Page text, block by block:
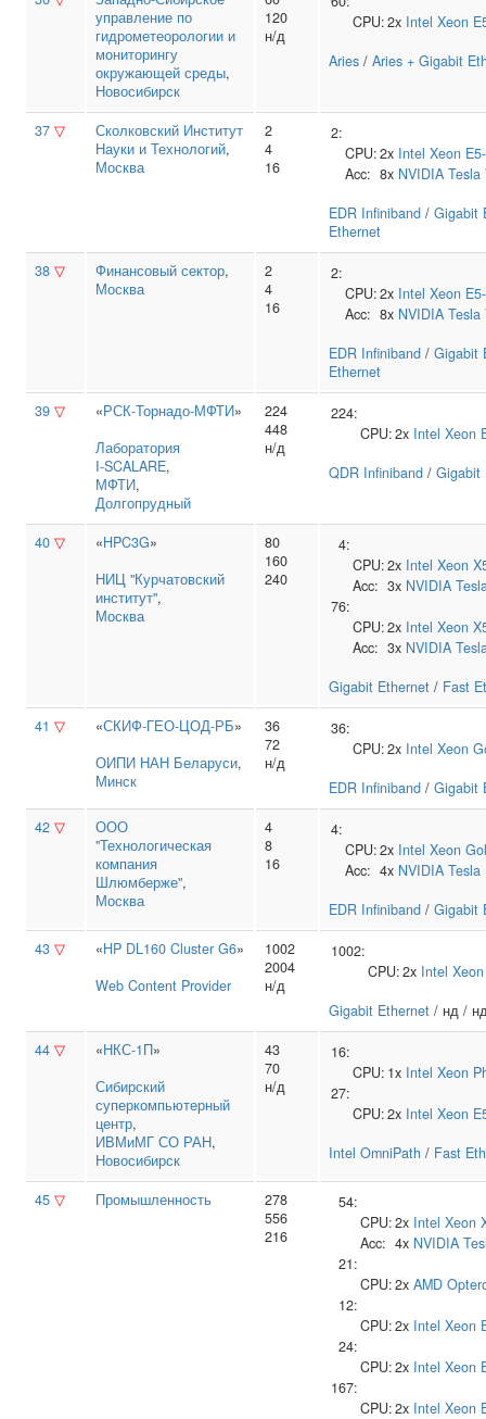
управление по
гидрометеорологии и
мониторингу
окружающей среды,
Новосибирск
120
н/д
CPU:2x Intel Xeon
Aries / Aries + Gigabit
37 ▽
Сколковский Институт
Науки и Технологий,
Москва
2
4
16
2:
CPU:2x Intel Xeon
Acc: 8x NVIDIA Tesla
EDR Infiniband / Gigabit
Ethernet
38 ▽ Финансовый сектор,
Москва
2
4
16
2:
CPU:2x Intel Xeon
Acc: 8x NVIDIA Tesla
EDR Infiniband / Gigabit
Ethernet
39 ▽ «РСК-Торнадо-МФТИ»
Лаборатория
I‑SCALARE,
МФТИ,
Долгопрудный
224
448
н/д
224:
CPU:2x Intel Xeon
QDR Infiniband / Gigabit
40 ▽ «HPC3G»
НИЦ "Курчатовский
институт",
Москва
80
160
240
4:
CPU:2x Intel Xeon
Acc: 3x NVIDIA
76:
CPU:2x Intel Xeon
Acc: 3x NVIDIA
Gigabit Ethernet / Fast
41 ▽ «СКИФ-ГЕО-ЦОД-РБ»
ОИПИ НАН Беларуси,
Минск
36
72
н/д
36:
CPU:2x Intel Xeon
EDR Infiniband / Gigabit
42 ▽
ООО
"Технологическая
компания
Шлюмберже",
Москва
4
8
16
4:
CPU:2x Intel Xeon
Acc: 4x NVIDIA Tesla
EDR Infiniband / Gigabit
43 ▽ «HP DL160 Cluster G6»
Web Content Provider
1002
2004
н/д
1002:
CPU:2x Intel
Gigabit Ethernet / нд /
44 ▽ «НКС-1П»
Сибирский
суперкомпьютерный
центр,
ИВМиМГ СО РАН,
Новосибирск
43
70
н/д
16:
CPU: 1x Intel Xeon
27:
CPU:2x Intel Xeon
Intel OmniPath / Fast
45 ▽ Промышленность
278
556
216
54:
CPU:2x Intel Xeon
Acc: 4x NVIDIA
21:
CPU:2x AMD
12:
CPU:2x Intel Xeon
24:
CPU:2x Intel Xeon
167:
CPU:2x Intel Xeon